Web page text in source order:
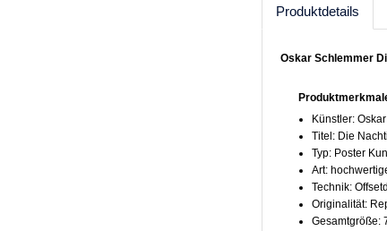
Produktdetails
Oskar Schlemmer
Künstler:
Titel: Die
Typ: Poster
Art:
Technik:
Originalität:
Gesamtgröße: